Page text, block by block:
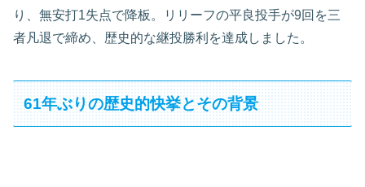
り、無安打1失点で降板。リリーフの平良投手が9回を三
者凡退で締め、歴史的な継投勝利を達成しました。
61年ぶりの歴史的快挙とその背景